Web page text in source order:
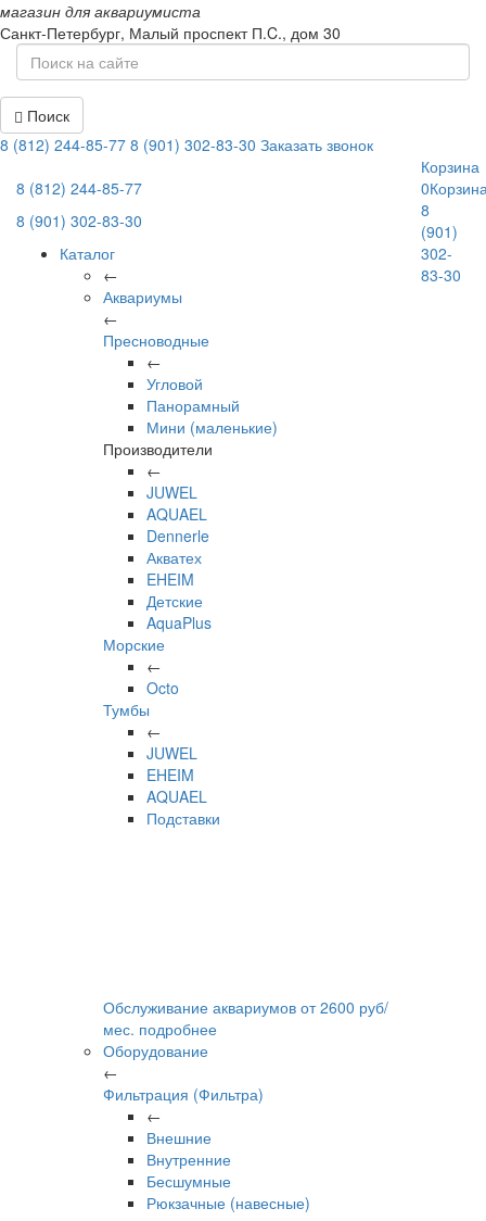
магазин для аквариумиста
Санкт-Петербург, Малый проспект П.C., дом 30
Поиск
8 (812) 244-85-77 8 (901) 302-83-30 Заказать звонок
8 (812) 244-85-77
8 (901) 302-83-30
Каталог
←
Аквариумы
←
Пресноводные
←
Угловой
Панорамный
Мини (маленькие)
Производители
←
JUWEL
AQUAEL
Dennerle
Акватех
EHEIM
Детские
AquaPlus
Морские
←
Octo
Тумбы
←
JUWEL
EHEIM
AQUAEL
Подставки
Обслуживание аквариумов от2600 руб/
мес. подробнее
Оборудование
←
Фильтрация (Фильтра)
←
Внешние
Внутренние
Бесшумные
Рюкзачные (навесные)
Корзина
0
8
(901)
302-
83-30